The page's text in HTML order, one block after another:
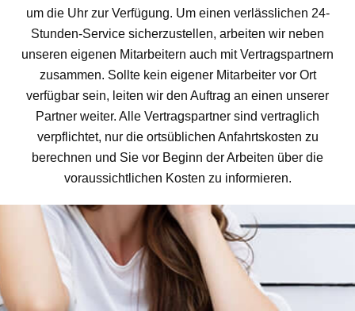
um die Uhr zur Verfügung. Um einen verlässlichen 24-
Stunden-Service sicherzustellen, arbeiten wir neben
unseren eigenen Mitarbeitern auch mit Vertragspartnern
zusammen. Sollte kein eigener Mitarbeiter vor Ort
verfügbar sein, leiten wir den Auftrag an einen unserer
Partner weiter. Alle Vertragspartner sind vertraglich
verpflichtet, nur die ortsüblichen Anfahrtskosten zu
berechnen und Sie vor Beginn der Arbeiten über die
voraussichtlichen Kosten zu informieren.